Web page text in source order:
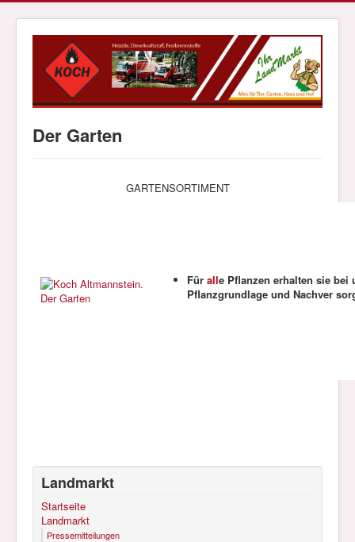
Der Garten
GARTENSORTIMENT
Für alle Pflanzen erhalten sie bei
Pflanzgrundlage und Nachver
Landmarkt
Startseite
Landmarkt
Pressemitteilungen